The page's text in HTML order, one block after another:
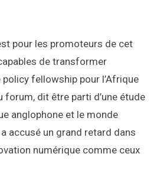
pour les promoteurs de cet
de transformer
fellowship pour l’Afrique
dit être parti d’une étude
anglophone et le monde
accusé un grand retard dans
numérique comme ceux